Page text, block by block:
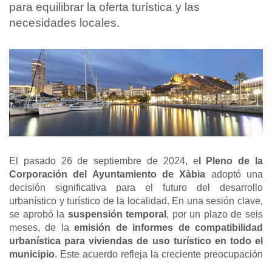
para equilibrar la oferta turística y las
necesidades locales.
El pasado 26 de septiembre de 2024, el Pleno de la
Corporación del Ayuntamiento de Xàbia adoptó una
decisión significativa para el futuro del desarrollo
urbanístico y turístico de la localidad. En una sesión clave,
se aprobó la suspensión temporal , por un plazo de seis
meses, de laemisión de informes de compatibilidad
urbanística para viviendas de uso turístico en todo el
municipio. Este acuerdo refleja la creciente preocupación